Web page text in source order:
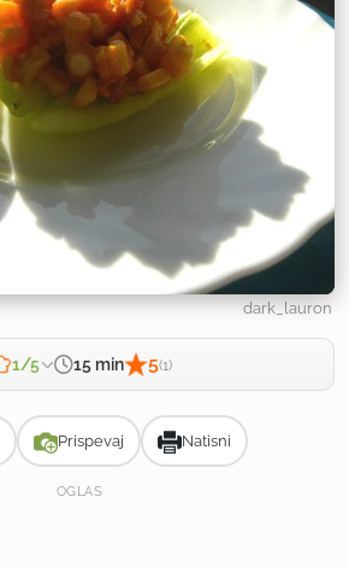
dark_lauron
1/5 15 min 5(1)
Prispevaj Natisni
OGLAS